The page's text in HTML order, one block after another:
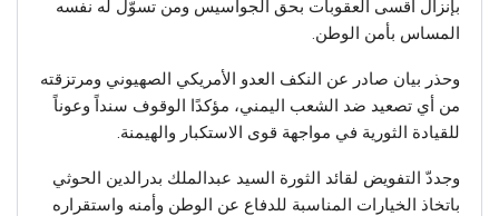
بإنزال أقسى العقوبات بحق الجواسيس ومن تسوّل له نفسه
المساس بأمن الوطن.
وحذر بيان صادر عن النكف العدو الأمريكي الصهيوني ومرتزقته
من أي تصعيد ضد الشعب اليمني، مؤكدًا الوقوف سنداً وعوناً
للقيادة الثورية في مواجهة قوى الاستكبار والهيمنة.
وجددّ التفويض لقائد الثورة السيد عبدالملك بدرالدين الحوثي
باتخاذ الخيارات المناسبة للدفاع عن الوطن وأمنه واستقراره